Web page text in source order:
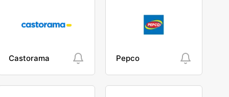
Castorama Pepco